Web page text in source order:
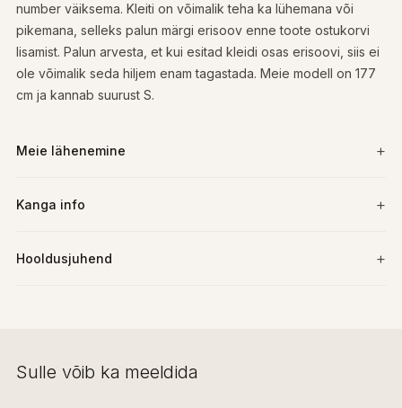
number väiksema. Kleiti on võimalik teha ka lühemana või
pikemana, selleks palun märgi erisoov enne toote ostukorvi
lisamist. Palun arvesta, et kui esitad kleidi osas erisoovi, siis ei
ole võimalik seda hiljem enam tagastada. Meie modell on 177
cm ja kannab suurust S.
Meie lähenemine
Kanga info
Hooldusjuhend
Sulle võib ka meeldida